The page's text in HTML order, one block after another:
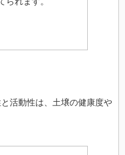
活動性は、土壌の健康度や